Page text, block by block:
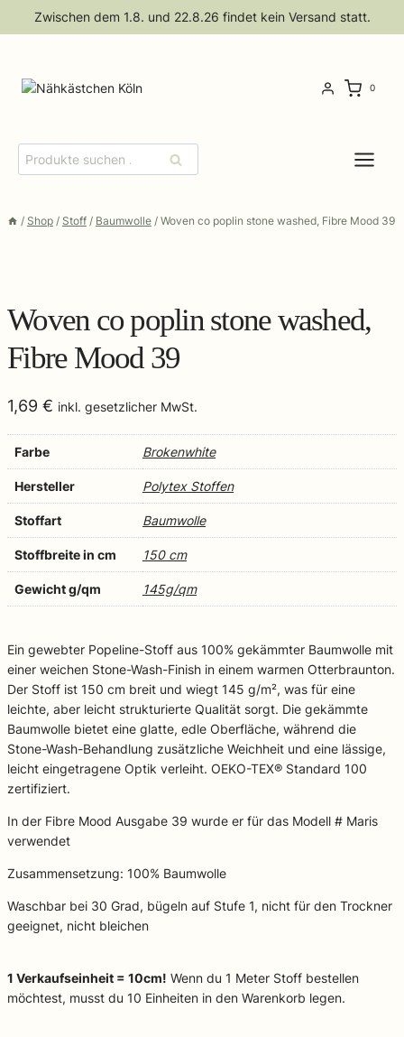
Zwischen dem 1.8. und 22.8.26 findet kein Versand statt.
0
Suchen
nach:
Suchen
/ Shop / Stoff / Baumwolle / Woven co poplin stone washed, Fibre Mood 39
Woven co poplin stone washed,
Fibre Mood 39
1,69 € inkl. gesetzlicher MwSt.
Farbe Brokenwhite
Hersteller Polytex Stoffen
Stoffart Baumwolle
Stoffbreite in cm 150 cm
Gewicht g/qm 145g/qm
Ein gewebter Popeline-Stoff aus 100% gekämmter Baumwolle mit
einer weichen Stone-Wash-Finish in einem warmen Otterbraunton.
Der Stoff ist 150 cm breit und wiegt 145 g/m², was für eine
leichte, aber leicht strukturierte Qualität sorgt. Die gekämmte
Baumwolle bietet eine glatte, edle Oberfläche, während die
Stone-Wash-Behandlung zusätzliche Weichheit und eine lässige,
leicht eingetragene Optik verleiht. OEKO-TEX® Standard 100
zertifiziert.
In der Fibre Mood Ausgabe 39 wurde er für das Modell # Maris
verwendet
Zusammensetzung: 100% Baumwolle
Waschbar bei 30 Grad, bügeln auf Stufe 1, nicht für den Trockner
geeignet, nicht bleichen
1 Verkaufseinheit = 10cm! Wenn du 1 Meter Stoff bestellen
möchtest, musst du 10 Einheiten in den Warenkorb legen.